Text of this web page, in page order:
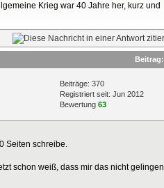
Krieg war 40 Jahre her, kurz und
Beitrag:
Beiträge: 370
Registriert seit: Jun 2012
Bewertung 63
Seiten schreibe.
schon weiß, dass mir das nicht gelingen